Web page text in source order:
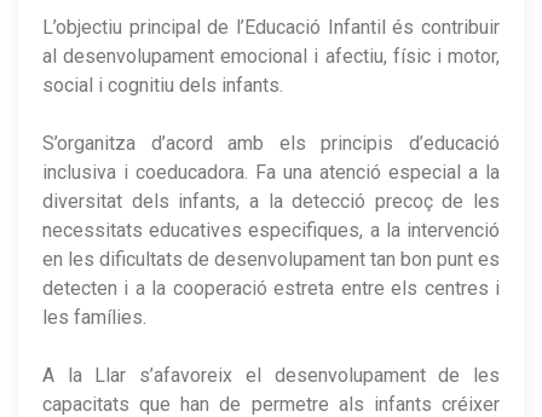
L’objectiu principal de l’Educació Infantil és contribuir
al desenvolupament emocional i afectiu, físic i motor,
social i cognitiu dels infants.
S’organitza d’acord amb els principis d’educació
inclusiva i coeducadora. Fa una atenció especial a la
diversitat dels infants, a la detecció precoç de les
necessitats educatives especifiques, a la intervenció
en les dificultats de desenvolupament tan bon punt es
detecten i a la cooperació estreta entre els centres i
les famílies.
A la Llar s’afavoreix el desenvolupament de les
capacitats que han de permetre als infants créixer